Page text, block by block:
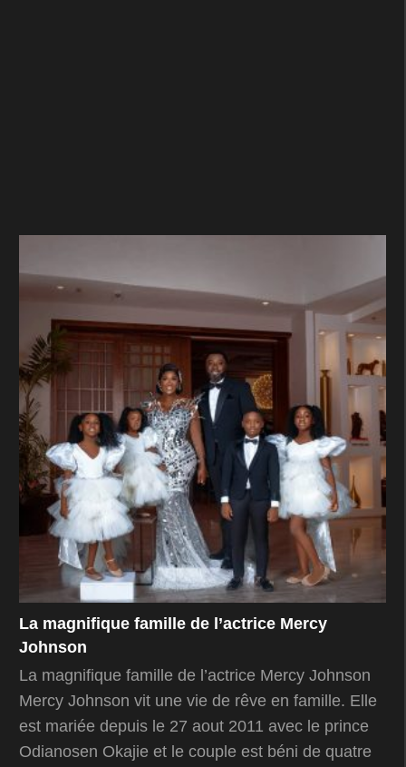
La magnifique famille de l’actrice Mercy
Johnson
La magnifique famille de l’actrice Mercy Johnson
Mercy Johnson vit une vie de rêve en famille. Elle
est mariée depuis le 27 aout 2011 avec le prince
Odianosen Okajie et le couple est béni de quatre